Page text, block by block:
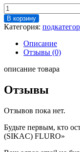
Количество
товара
Шарнир
GIRSW
(SIKAC)
В корзину
Категория:
Описание
Отзывы (0)
описание товара
Отзывы
Отзывов пока нет.
Будьте первым, кто
(SIKAC) FLURO»